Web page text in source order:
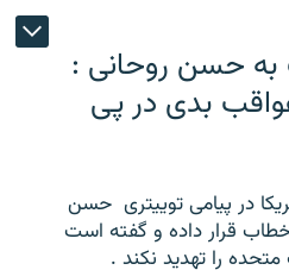
به حسن روحانی :
بدی در پی
در پیامی توییتری ‌ حسن
قرار داده و گفته است
را تهدید نکند .